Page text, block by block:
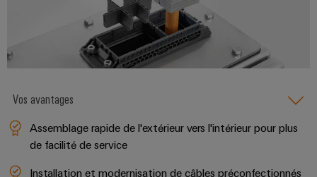
Traitement
et
eaux
usées
Solutions
Wireless
Connectivity
Solutions
Workplace
accessoires
Outils
Vos avantages
Assemblage rapide de l'extérieur vers l'intérieur pour plus
de facilité de service
Installation et modernisation de câbles préconfectionnés